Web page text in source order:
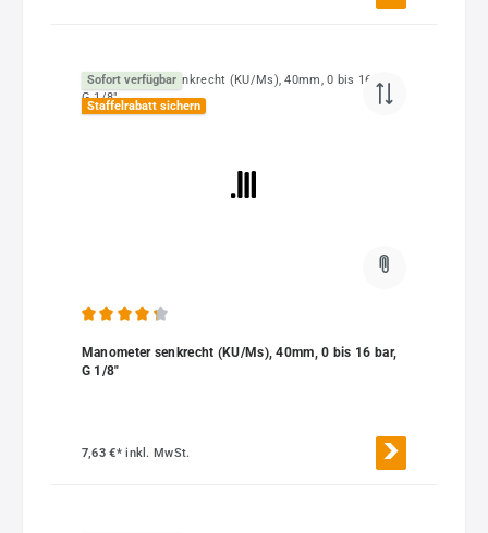
Sofort verfügbar
Staffelrabatt sichern
Manometer senkrecht (KU/Ms), 40mm, 0 bis 16 bar,
G 1/8"
7,63 €*inkl. MwSt.